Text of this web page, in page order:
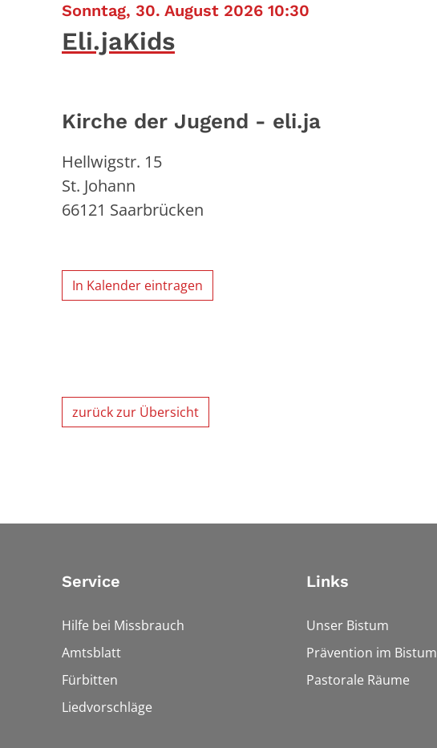
Sonntag, 30. August 2026 10:30
Eli.jaKids
Kirche der Jugend - eli.ja
Hellwigstr. 15
St. Johann
66121 Saarbrücken
In Kalender eintragen
zurück zur Übersicht
Service
Hilfe bei Missbrauch
Amtsblatt
Fürbitten
Liedvorschläge
Links
Unser Bistum
Prävention im Bistum
Pastorale Räume